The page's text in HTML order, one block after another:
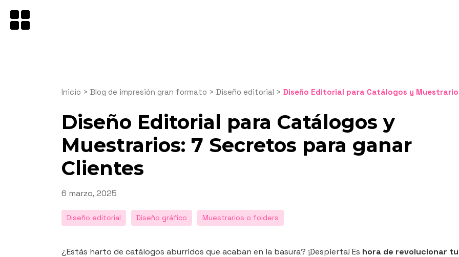
contenido
Inicio > Blog de impresión gran formato > Diseño editorial > Diseño Editorial para Catálogos y Muestrarios: 7 Secretos para ganar
Diseño Editorial para Catálogos y
Muestrarios: 7 Secretos para ganar
Clientes
Publicado
6 marzo, 2025
Diseño editorial Diseño gráfico Muestrarios o folders
¿Estás harto de catálogos aburridos que acaban en la basura? ¡Despierta! Es hora de revolucionar tu